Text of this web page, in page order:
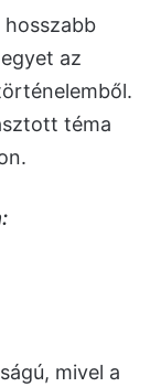
hosszabb
az
téma
mivel a